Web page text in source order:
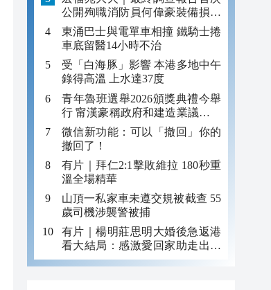
公開殉職消防員何偉豪裝備損毀
照片
東涌巴士與電單車相撞 鐵騎士捲
車底留醫14小時不治
受「白海豚」影響 本港多地中午
錄得高溫 上水達37度
青年魯班選舉2026頒獎典禮今舉
行 甯漢豪稱政府和建造業議會做
好培訓工作
微信新功能：可以「撤回」你的
撤回了！
有片｜拜仁2:1擊敗維拉 180秒重
溫全場精華
山頂一私家車未遵交規被截查 55
歲司機涉襲警被捕
有片｜楊明莊思明大婚後急返港
看大結局：感激愛回家助走出低
谷 不捨大家庭